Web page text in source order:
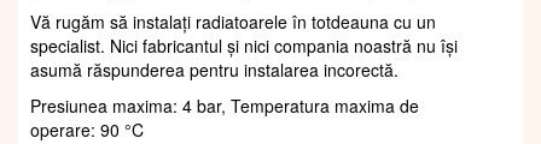
Vă rugăm să instalați radiatoarele în totdeauna cu un
specialist. Nici fabricantul și nici compania noastră nu își
asumă răspunderea pentru instalarea incorectă.
Presiunea maxima: 4 bar, Temperatura maxima de
operare: 90 °C